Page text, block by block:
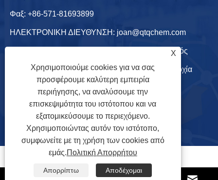
Φαξ: +86-571-81693899
ΗΛΕΚΤΡΟΝΙΚΗ ΔΙΕΥΘΥΝΣΗ: joan@qtqchem.com
Διεύθυνση: Shanshuiyuan, βίλα Qingshuiwan, οδός
Zhongtai, περιοχή Yuhang, πόλη Hangzhou, επαρχία
Zhejiang, Κίνα
X
Χρησιμοποιούμε cookies για να σας
προσφέρουμε καλύτερη εμπειρία
περιήγησης, να αναλύσουμε την
επισκεψιμότητα του ιστότοπου και να
εξατομικεύσουμε το περιεχόμενο.
Χρησιμοποιώντας αυτόν τον ιστότοπο,
συμφωνείτε με τη χρήση των cookies από
εμάς.Πολιτική Απορρήτου
Απορρίπτω Αποδέχομαι